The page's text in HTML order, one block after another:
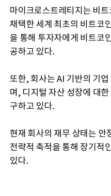
마이크로스트레티지는 비
채택한 세계 최초의 비트코
을 통해 투자자에게 비트코
공하고 있다.
또한, 회사는 AI 기반의 기
며, 디지털 자산 성장에 대
구하고 있다.
현재 회사의 재무 상태는 안
전략적 축적을 통해 장기적
있다.